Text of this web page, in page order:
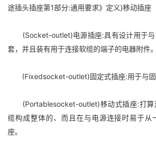
途插头插座第1部分:通用要求》定义}移动插座
(Socket-outlet)电源插座:具有设计用于与
套，并且装有用于连接软缆的端子的电器附件。
(Fixedsocket-outlet)固定式插座:用于与固
(Portablesocket-outlet)移动式插座:打算
缆构成整体的、而且在与电源连接时易于从
座。